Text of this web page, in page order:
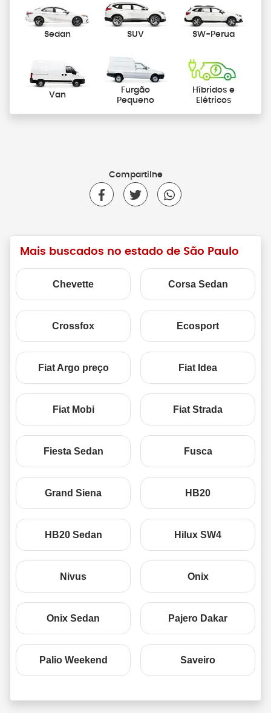
Sedan SUV SW-Perua
Van
Furgão
Pequeno
Híbridos e
Elétricos
Compartilhe
Mais buscados no estado de São Paulo
Chevette Corsa Sedan
Crossfox Ecosport
Fiat Argo preço Fiat Idea
Fiat Mobi Fiat Strada
Fiesta Sedan Fusca
Grand Siena HB20
HB20 Sedan Hilux SW4
Nivus Onix
Onix Sedan Pajero Dakar
Palio Weekend Saveiro